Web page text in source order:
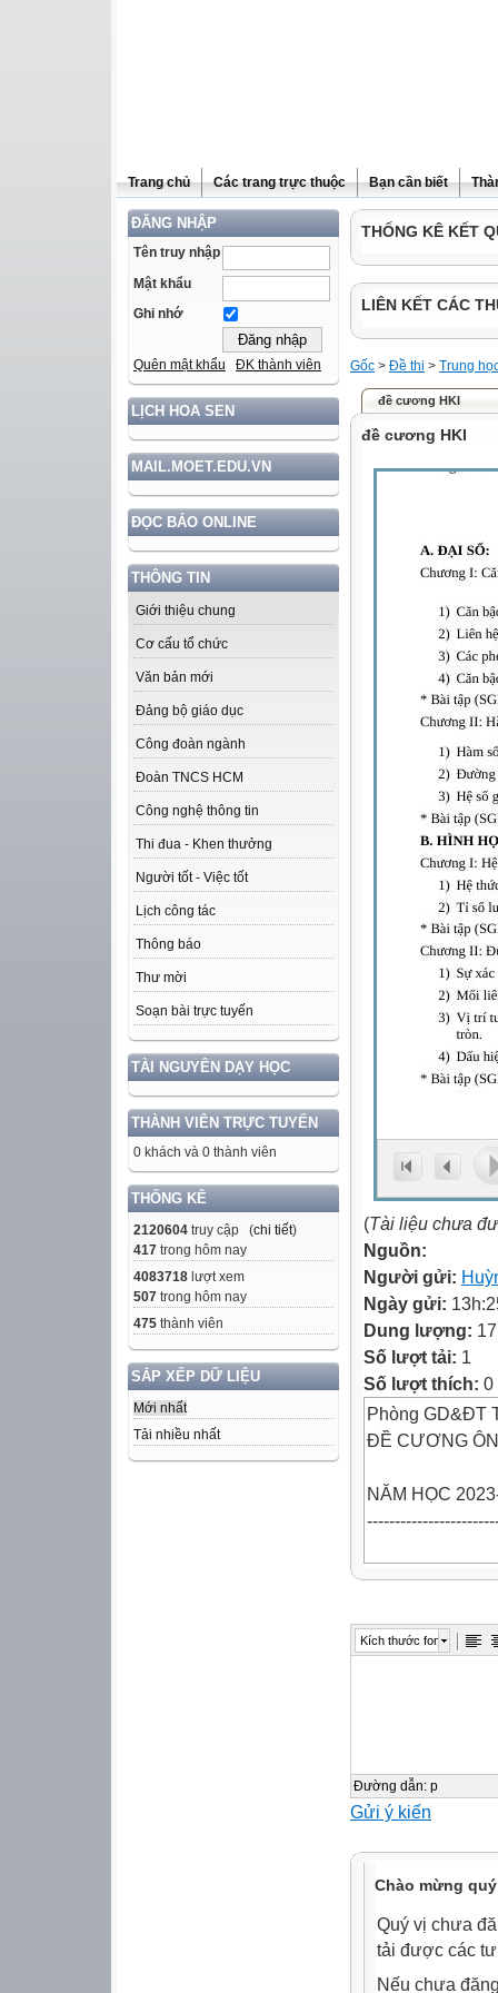
Trang chủ Các trang trực thuộc Bạn cần biết
ĐĂNG NHẬP
Tên truy nhập
Mật khẩu
Ghi nhớ
Quên mật khẩu ĐK thành viên
LỊCH HOA SEN
MAIL.MOET.EDU.VN
ĐỌC BÁO ONLINE
THÔNG TIN
Giới thiệu chung
Cơ cấu tổ chức
Văn bản mới
Đảng bộ giáo dục
Công đoàn ngành
Đoàn TNCS HCM
Công nghệ thông tin
Thi đua - Khen thưởng
Người tốt - Việc tốt
Lịch công tác
Thông báo
Thư mời
Soạn bài trực tuyến
TÀI NGUYÊN DẠY HỌC
THÀNH VIÊN TRỰC TUYẾN
0 khách và 0 thành viên
THỐNG KÊ
2120604 truy cập (chi tiết)
417 trong hôm nay
4083718 lượt xem
507 trong hôm nay
475 thành viên
SẮP XẾP DỮ LIỆU
Mới nhất
Tải nhiều nhất
THỐNG KÊ KẾT
LIÊN KẾT CÁC
Gốc > Đề thi > Trung
đề cương HKI
đề cương HKI
(Tài liệu chưa
Nguồn:
Người gửi:
Ngày gửi:
Dung lượng:
Số lượt tải: 1
Số lượt thích: 0
Phòng GD&ĐT
ĐỀ CƯƠNG
NĂM HỌC
A 2 =|A|
4) Căn bậc ba.
* Bài tập (SGK):
a≠0
Kích thước font
Đường dẫn: p
Gửi ý kiến
Chào mừng quý
Quý vị chưa
tải được các
Nếu chưa